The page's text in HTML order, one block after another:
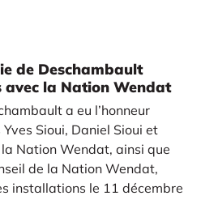
de Deschambault
avec la Nation Wendat
a eu l’honneur
Sioui, Daniel Sioui et
Nation Wendat, ainsi que
de la Nation Wendat,
installations le 11 décembre